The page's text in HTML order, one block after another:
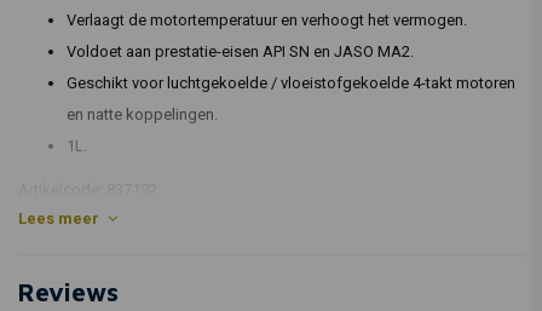
Verlaagt de motortemperatuur en verhoogt het vermogen.
Voldoet aan prestatie-eisen API SN en JASO MA2.
Geschikt voor luchtgekoelde / vloeistofgekoelde 4-takt motoren
en natte koppelingen.
1L.
Lees meer
Reviews